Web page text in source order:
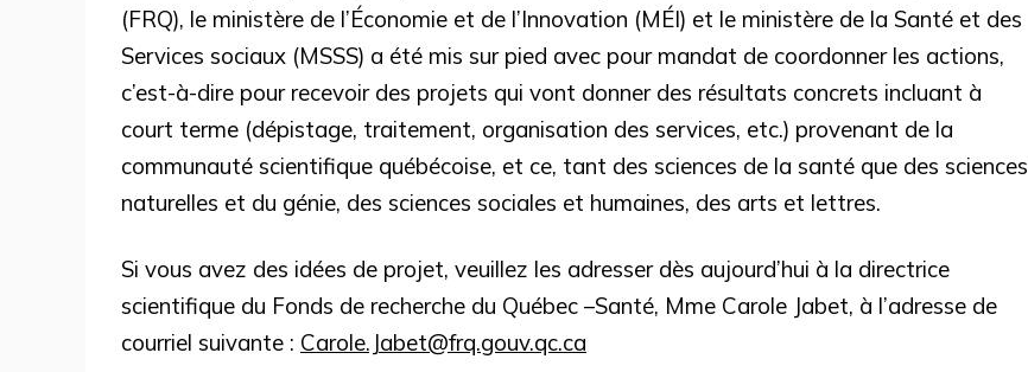
(FRQ), le ministère de l’Économie et de l’Innovation (MÉI) et le ministère de la Santé et des
Services sociaux (MSSS) a été mis sur pied avec pour mandat de coordonner les actions,
c’est-à-dire pour recevoir des projets qui vont donner des résultats concrets incluant à
court terme (dépistage, traitement, organisation des services, etc.) provenant de la
communauté scientifique québécoise, et ce, tant des sciences de la santé que des sciences
naturelles et du génie, des sciences sociales et humaines, des arts et lettres.
Si vous avez des idées de projet, veuillez les adresser dès aujourd’hui à la directrice
scientifique du Fonds de recherche du Québec –Santé, Mme Carole Jabet, à l’adresse de
courriel suivante : Carole.Jabet@frq.gouv.qc.ca